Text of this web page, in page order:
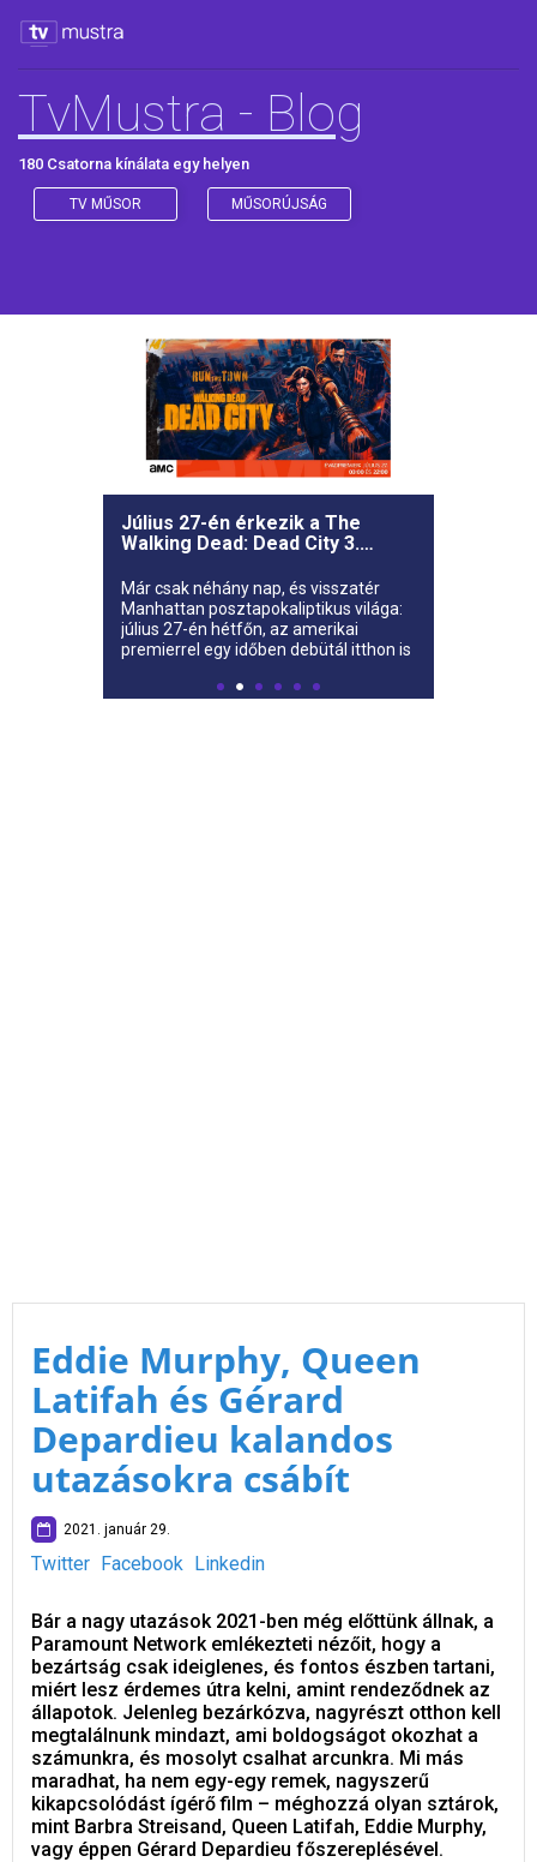
TvMustra - Blog
180 Csatorna kínálata egy helyen
TV MŰSOR MŰSORÚJSÁG
Július 27-én érkezik a The
Walking Dead: Dead City 3.
Már csak néhány nap, és visszatér
Manhattan posztapokaliptikus világa:
július 27-én hétfőn, az amerikai
premierrel egy időben debütál itthon is
City harmadik évada.
Eddie Murphy, Queen
Latifah és Gérard
Depardieu kalandos
utazásokra csábít
2021. január 29.
Twitter Facebook Linkedin
Bár a nagy utazások 2021-ben még előttünk állnak, a
Paramount Network emlékezteti nézőit, hogy a
bezártság csak ideiglenes, és fontos észben tartani,
miért lesz érdemes útra kelni, amint rendeződnek az
állapotok. Jelenleg bezárkózva, nagyrészt otthon kell
megtalálnunk mindazt, ami boldogságot okozhat a
számunkra, és mosolyt csalhat arcunkra. Mi más
maradhat, ha nem egy-egy remek, nagyszerű
kikapcsolódást ígérő film – méghozzá olyan sztárok,
mint Barbra Streisand, Queen Latifah, Eddie Murphy,
vagy éppen Gérard Depardieu főszereplésével.